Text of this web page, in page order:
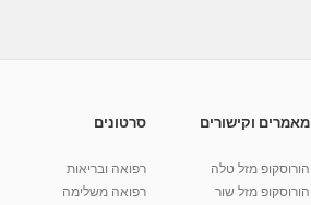
מאמרים וקישורים
הורוסקופ מזל טלה
הורוסקופ מזל שור
סרטונים
רפואה ובריאות
רפואה משלימה